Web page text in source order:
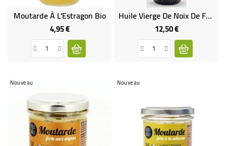
Moutarde À L'Estragon Bio
4,95 €Prix
Huile Vierge De Noix De France Bio 25 CL
12,50 €Prix
Nouveau Nouveau